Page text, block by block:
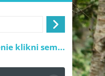
Přihlášení
klikni sem...